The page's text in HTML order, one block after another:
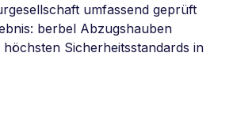
umfassend geprüft
berbel Abzugshauben
Sicherheitsstandards in